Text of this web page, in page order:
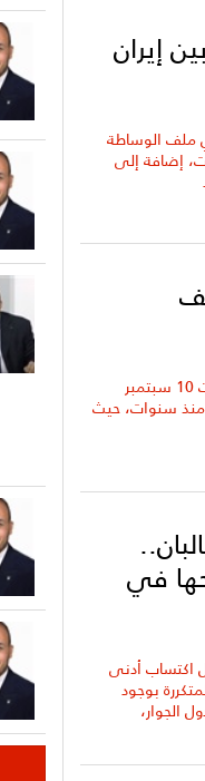
إيران
ملف الوساطة
إضافة إلى
وصل رئيس مجلس النواب الليبي عقيلة صالح، السبت 10 سبتمبر
منذ سنوات، حيث
في
اكتساب أدنى
بوجود
الجوار،